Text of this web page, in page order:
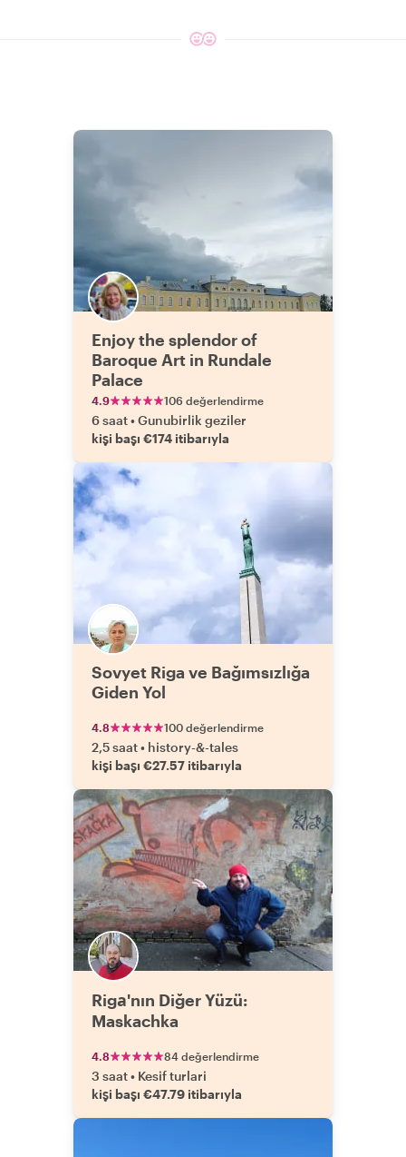
Enjoy the splendor of
Baroque Art in Rundale
Palace
4.9 106 değerlendirme
6 saat•Gunubirlik geziler
kişi başı €174 itibarıyla
Sovyet Riga ve Bağımsızlığa
Giden Yol
4.8 100 değerlendirme
2,5 saat• history-&-tales
kişi başı €27.57 itibarıyla
Rigа'nın Diğer Yüzü:
Maskachka
4.8 84 değerlendirme
3 saat• Kesif turlari
kişi başı €47.79 itibarıyla